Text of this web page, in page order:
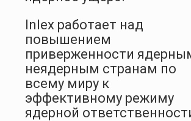
Inlex работает над
повышением
приверженности
неядерным странам по
всему миру к
эффективному режиму
ядерной